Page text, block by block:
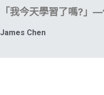
「我今天學習了嗎?」
James Chen